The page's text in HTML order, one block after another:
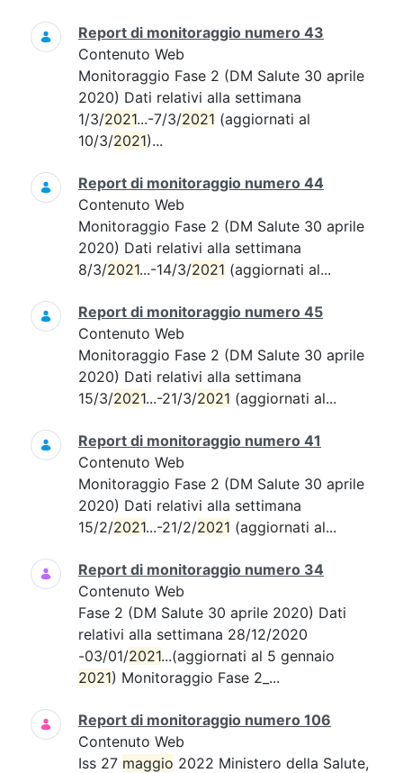
Report di monitoraggio numero 43
Contenuto Web
Monitoraggio Fase 2 (DM Salute 30 aprile
2020) Dati relativi alla settimana
1/3/2021...-7/3/2021 (aggiornati al
10/3/2021)...
Report di monitoraggio numero 44
Contenuto Web
Monitoraggio Fase 2 (DM Salute 30 aprile
2020) Dati relativi alla settimana
8/3/2021...-14/3/2021 (aggiornati al...
Report di monitoraggio numero 45
Contenuto Web
Monitoraggio Fase 2 (DM Salute 30 aprile
2020) Dati relativi alla settimana
15/3/2021...-21/3/2021 (aggiornati al...
Report di monitoraggio numero 41
Contenuto Web
Monitoraggio Fase 2 (DM Salute 30 aprile
2020) Dati relativi alla settimana
15/2/2021...-21/2/2021 (aggiornati al...
Report di monitoraggio numero 34
Contenuto Web
Fase 2 (DM Salute 30 aprile 2020) Dati
relativi alla settimana 28/12/2020
-03/01/2021...(aggiornati al 5 gennaio
2021) Monitoraggio Fase 2_...
Report di monitoraggio numero 106
Contenuto Web
Iss 27 maggio 2022 Ministero della Salute,